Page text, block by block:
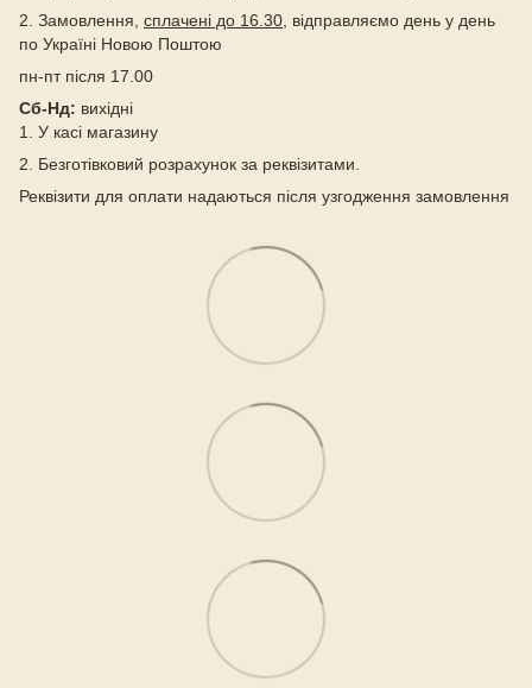
2. Замовлення, сплачені до 16.30 , відправляємо день у день
по Україні Новою Поштою
пн-пт після 17.00
Сб-Нд: вихідні
1. У касі магазину
2. Безготівковий розрахунок за реквізитами.
Реквізити для оплати надаються після узгодження замовлення